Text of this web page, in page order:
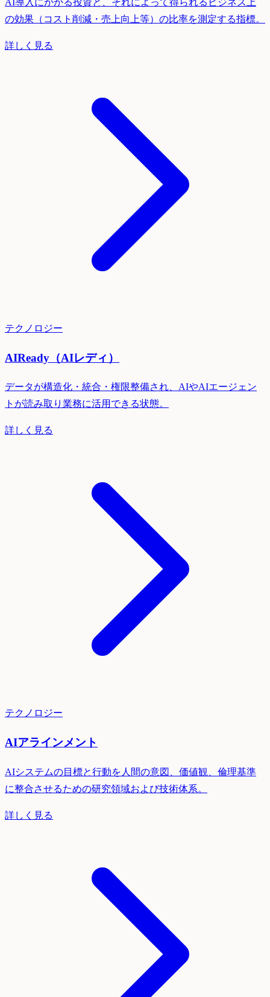
の効果（コスト削減・売上向上等）の比率を測定する指標。
詳しく見る
テクノロジー
AIReady（AIレディ）
データが構造化・統合・権限整備され、AIやAIエージェン
トが読み取り業務に活用できる状態。
詳しく見る
テクノロジー
AIアラインメント
AIシステムの目標と行動を人間の意図、価値観、倫理基準
に整合させるための研究領域および技術体系。
詳しく見る